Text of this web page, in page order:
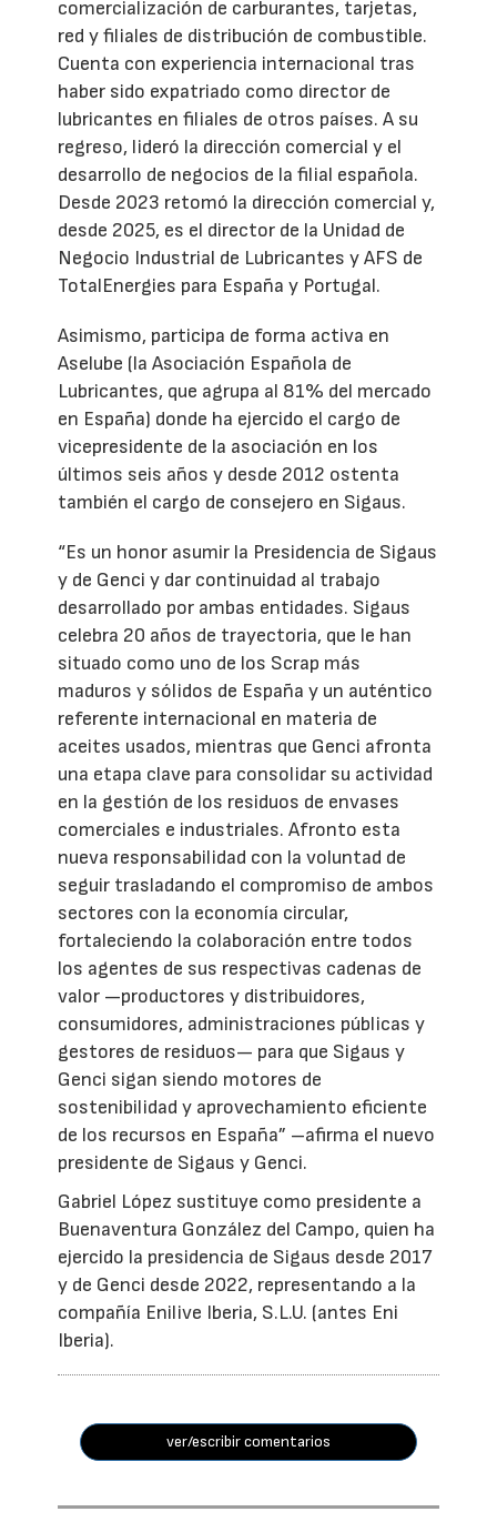
comercialización de carburantes, tarjetas,
red y filiales de distribución de combustible.
Cuenta con experiencia internacional tras
haber sido expatriado como director de
lubricantes en filiales de otros países. A su
regreso, lideró la dirección comercial y el
desarrollo de negocios de la filial española.
Desde 2023 retomó la dirección comercial y,
desde 2025, es el director de la Unidad de
Negocio Industrial de Lubricantes y AFS de
TotalEnergies para España y Portugal.
Asimismo, participa de forma activa en
Aselube (la Asociación Española de
Lubricantes, que agrupa al 81% del mercado
en España) donde ha ejercido el cargo de
vicepresidente de la asociación en los
últimos seis años y desde 2012 ostenta
también el cargo de consejero en Sigaus.
“Es un honor asumir la Presidencia de Sigaus
y de Genci y dar continuidad al trabajo
desarrollado por ambas entidades. Sigaus
celebra 20 años de trayectoria, que le han
situado como uno de los Scrap más
maduros y sólidos de España y un auténtico
referente internacional en materia de
aceites usados, mientras que Genci afronta
una etapa clave para consolidar su actividad
en la gestión de los residuos de envases
comerciales e industriales. Afronto esta
nueva responsabilidad con la voluntad de
seguir trasladando el compromiso de ambos
sectores con la economía circular,
fortaleciendo la colaboración entre todos
los agentes de sus respectivas cadenas de
valor —productores y distribuidores,
consumidores, administraciones públicas y
gestores de residuos— para que Sigaus y
Genci sigan siendo motores de
sostenibilidad y aprovechamiento eficiente
de los recursos en España” –afirma el nuevo
presidente de Sigaus y Genci.
Gabriel López sustituye como presidente a
Buenaventura González del Campo, quien ha
ejercido la presidencia de Sigaus desde 2017
y de Genci desde 2022, representando a la
compañía Enilive Iberia, S.L.U. (antes Eni
Iberia).
ver/escribir comentarios